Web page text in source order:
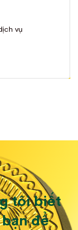
vụ
tôi biết
để